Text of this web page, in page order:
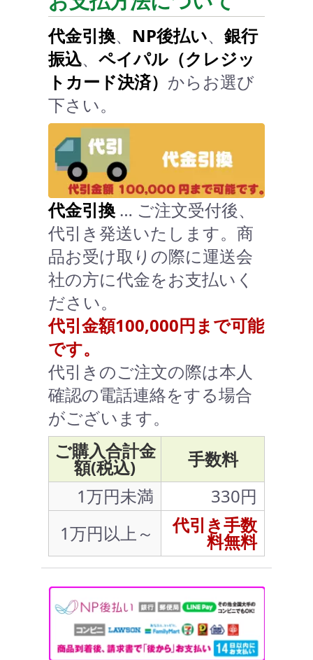
代金引換、 NP後払い、 銀行
振込、 ペイパル（クレジッ
トカード決済） からお選び
下さい。
代金引換 … ご注文受付後、
代引き発送いたします。商
品お受け取りの際に運送会
社の方に代金をお支払いく
ださい。
代引金額100,000円まで可能
です。
代引きのご注文の際は本人
確認の電話連絡をする場合
がございます。
ご購入合計金
額(税込)
手数料
1万円未満
330円
1万円以上～
代引き手数
料無料